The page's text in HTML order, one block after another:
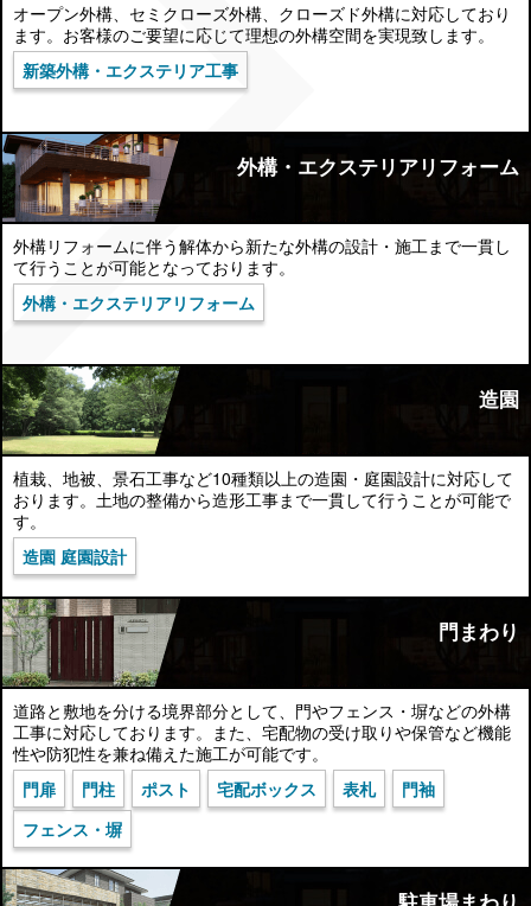
オープン外構、セミクローズ外構、クローズド外構に対応しており
ます。お客様のご要望に応じて理想の外構空間を実現致します。
新築外構・エクステリア工事
外構・エクステリアリフォーム
外構リフォームに伴う解体から新たな外構の設計・施工まで一貫し
て行うことが可能となっております。
外構・エクステリアリフォーム
造園
植栽、地被、景石工事など10種類以上の造園・庭園設計に対応して
おります。土地の整備から造形工事まで一貫して行うことが可能で
す。
造園 庭園設計
門まわり
道路と敷地を分ける境界部分として、門やフェンス・塀などの外構
工事に対応しております。また、宅配物の受け取りや保管など機能
性や防犯性を兼ね備えた施工が可能です。
門扉
門柱 ポスト 宅配ボックス 表札
門袖
フェンス・塀